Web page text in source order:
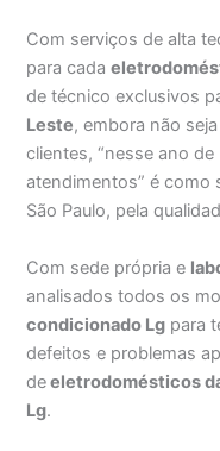
Com serviços de alta
para cada
de técnico exclusivos
Leste, embora não
clientes, “nesse ano
atendimentos” é como
São Paulo, pela
Com sede própria e
analisados todos os
condicionado Lg para
defeitos e problemas
deeletrodomésticos
Lg.